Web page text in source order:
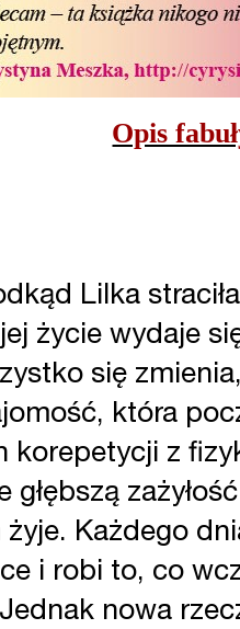
Opis
Lilka
życie wydaje
się
która
korepetycji z
głębszą
Każdego
i robi to, co
nowa